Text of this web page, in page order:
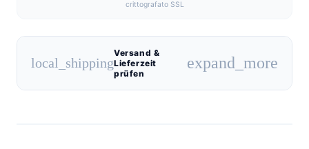
crittografato SSL
local_shipping
Versand &
Lieferzeit
prüfen
expand_more